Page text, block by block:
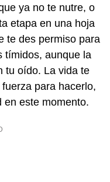
ya no te nutre, o
etapa en una hoja
te des permiso para
tímidos, aunque la
tu oído. La vida te
para hacerlo,
en este momento.